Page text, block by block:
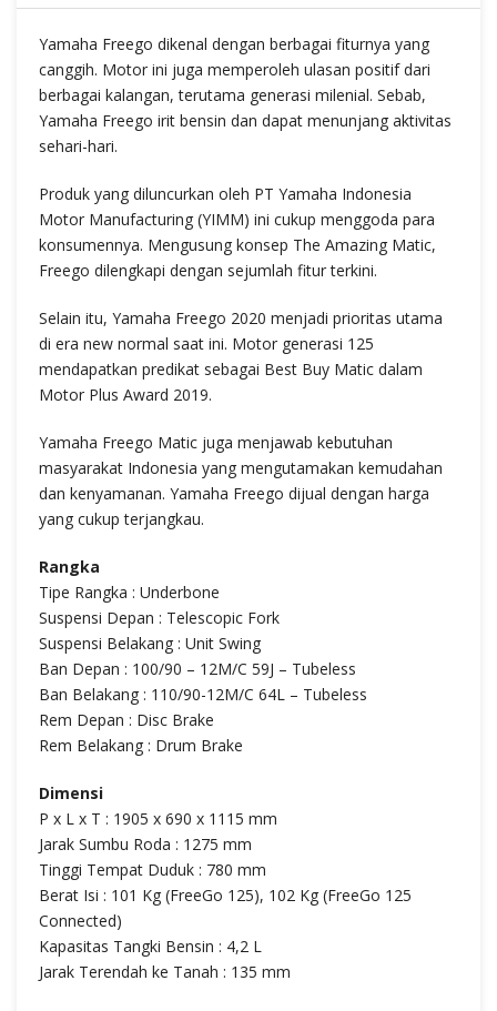
Yamaha Freego dikenal dengan berbagai fiturnya yang
canggih. Motor ini juga memperoleh ulasan positif dari
berbagai kalangan, terutama generasi milenial. Sebab,
Yamaha Freego irit bensin dan dapat menunjang aktivitas
sehari-hari.
Produk yang diluncurkan oleh PT Yamaha Indonesia
Motor Manufacturing (YIMM) ini cukup menggoda para
konsumennya. Mengusung konsep The Amazing Matic,
Freego dilengkapi dengan sejumlah fitur terkini.
Selain itu, Yamaha Freego 2020 menjadi prioritas utama
di era new normal saat ini. Motor generasi 125
mendapatkan predikat sebagai Best Buy Matic dalam
Motor Plus Award 2019.
Yamaha Freego Matic juga menjawab kebutuhan
masyarakat Indonesia yang mengutamakan kemudahan
dan kenyamanan. Yamaha Freego dijual dengan harga
yang cukup terjangkau.
Rangka
Tipe Rangka : Underbone
Suspensi Depan : Telescopic Fork
Suspensi Belakang : Unit Swing
Ban Depan : 100/90 – 12M/C 59J – Tubeless
Ban Belakang : 110/90-12M/C 64L – Tubeless
Rem Depan : Disc Brake
Rem Belakang : Drum Brake
Dimensi
P x L x T : 1905 x 690 x 1115 mm
Jarak Sumbu Roda : 1275 mm
Tinggi Tempat Duduk : 780 mm
Berat Isi : 101 Kg (FreeGo 125), 102 Kg (FreeGo 125
Connected)
Kapasitas Tangki Bensin : 4,2 L
Jarak Terendah ke Tanah : 135 mm